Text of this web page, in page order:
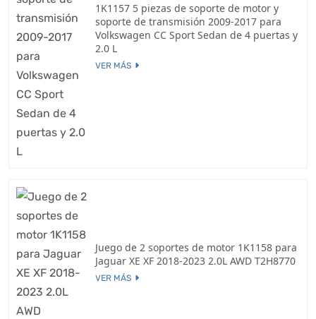
1K1157 5 piezas de soporte de motor y
soporte de transmisión 2009-2017 para
Volkswagen CC Sport Sedan de 4 puertas y
2.0 L
VER MÁS
Juego de 2 soportes de motor 1K1158 para
Jaguar XE XF 2018-2023 2.0L AWD T2H8770
VER MÁS